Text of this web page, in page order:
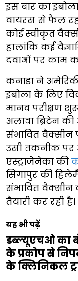
इस बार का
वायरस से फैल
कोई स्वीकृत
हालांकि कई
दवाओं पर काम
कनाडा ने
इबोला के लिए
मानव परीक्षण
अलावा ब्रिटेन
संभावित वैक्सीन
उसी तकनीक पर
एस्ट्राजेनेका की
सिंगापुर की
संभावित वैक्सीन
तैयारी कर रही है।
यह भी पढ़ें
डब्ल्यूएचओ का
के प्रकोप से
के क्लिनिकल